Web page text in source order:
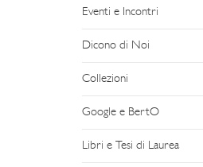
Eventi e Incontri
Dicono di Noi
Collezioni
Google e BertO
Libri e Tesi di Laurea